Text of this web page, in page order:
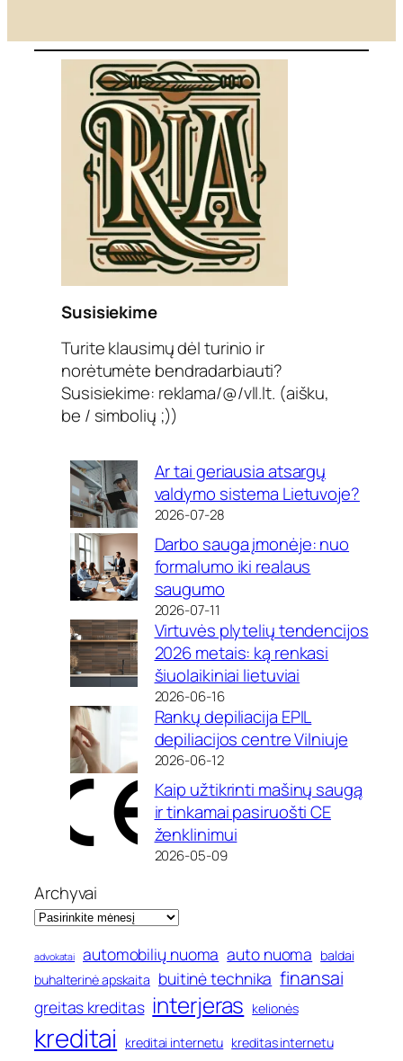
Susisiekime
Turite klausimų dėl turinio ir
norėtumėte bendradarbiauti?
Susisiekime: reklama/@/vll.lt. (aišku,
be / simbolių ;))
Ar tai geriausia atsargų
valdymo sistema Lietuvoje?
2026-07-28
Darbo sauga įmonėje: nuo
formalumo iki realaus
saugumo
2026-07-11
Virtuvės plytelių tendencijos
2026 metais: ką renkasi
šiuolaikiniai lietuviai
2026-06-16
Rankų depiliacija EPIL
depiliacijos centre Vilniuje
2026-06-12
Kaip užtikrinti mašinų saugą
ir tinkamai pasiruošti CE
ženklinimui
2026-05-09
Archyvai
advokatai automobilių nuoma auto nuoma baldai
buhalterinė apskaita buitinė technika finansai
greitas kreditas interjeras kelionės
kreditai kreditai internetu kreditas internetu